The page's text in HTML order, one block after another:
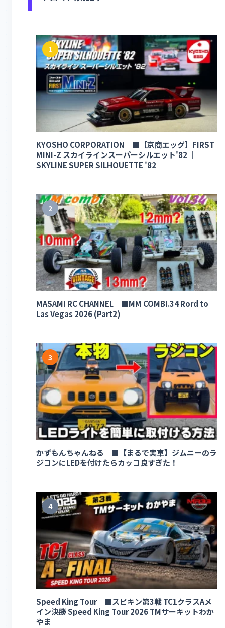
1
KYOSHO CORPORATION ■【京商エッグ】FIRST
MINI-Z スカイラインスーパーシルエット'82 ｜
SKYLINE SUPER SILHOUETTE '82
2
MASAMI RC CHANNEL ■MM COMBI.34 Rord to
Las Vegas 2026 (Part2)
3
かずもんちゃんねる ■【まるで実車】ジムニーのラ
ジコンにLEDを付けたらカッコ良すぎた！
4
Speed King Tour ■スピキン第3戦 TC1クラスAメ
イン決勝 Speed King Tour 2026 TMサーキットわか
やま